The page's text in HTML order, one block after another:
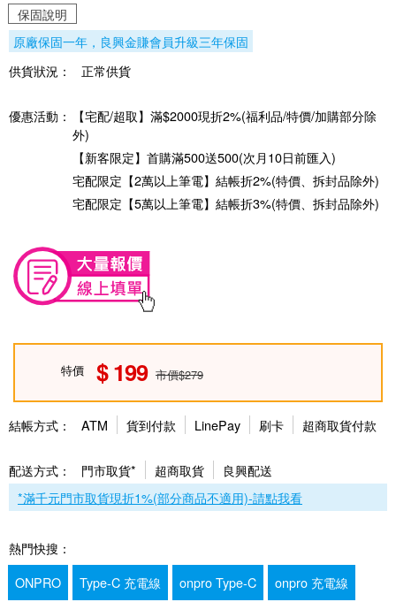
保固說明
原廠保固一年，良興金賺會員升級三年保固
供貨狀況：
正常供貨
優惠活動：
【宅配/超取】滿$2000現折2%(福利品/特價/加購部分除
外)
【新客限定】首購滿500送500(次月10日前匯入)
宅配限定【2萬以上筆電】結帳折2%(特價、拆封品除外)
宅配限定【5萬以上筆電】結帳折3%(特價、拆封品除外)
特價 199 市價$279
結帳方式： ATM 貨到付款 LinePay 刷卡 超商取貨付款
配送方式： 門市取貨* 超商取貨
良興配送
*滿千元門市取貨現折1%(部分商品不適用)-請點我看
熱門快搜：
ONPRO
Type-C 充電線 onpro Type-C onpro 充電線